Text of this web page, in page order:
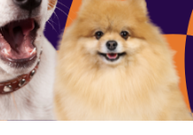
T-Shirt Summer
A partir de R$ 79,90
P, M, G, GG, XGG